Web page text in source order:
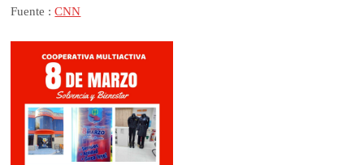
Fuente :CNN